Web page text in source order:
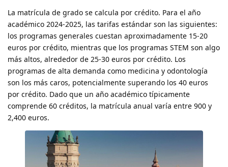
La matrícula de grado se calcula por crédito. Para el año
académico 2024-2025, las tarifas estándar son las siguientes:
los programas generales cuestan aproximadamente 15-20
euros por crédito, mientras que los programas STEM son algo
más altos, alrededor de 25-30 euros por crédito. Los
programas de alta demanda como medicina y odontología
son los más caros, potencialmente superando los 40 euros
por crédito. Dado que un año académico típicamente
comprende 60 créditos, la matrícula anual varía entre 900 y
2,400 euros.